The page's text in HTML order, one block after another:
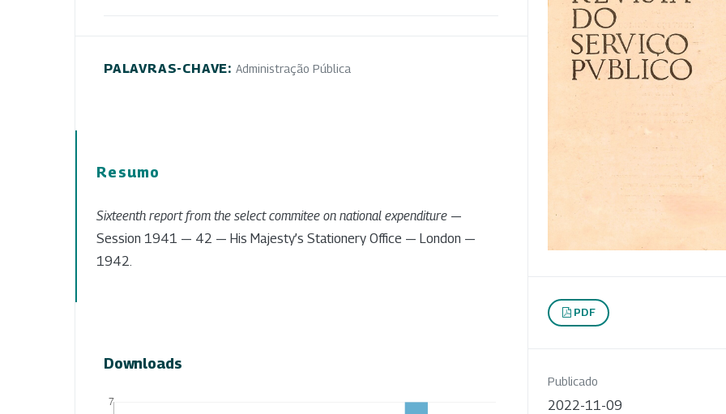
PALAVRAS-CHAVE: Administração Pública
Resumo
Sixteenth report from the select commitee on national expenditure —
Session 1941 — 42 — His Majesty’s Stationery Office — London —
1942.
Downloads
PDF
Publicado
2022-11-09